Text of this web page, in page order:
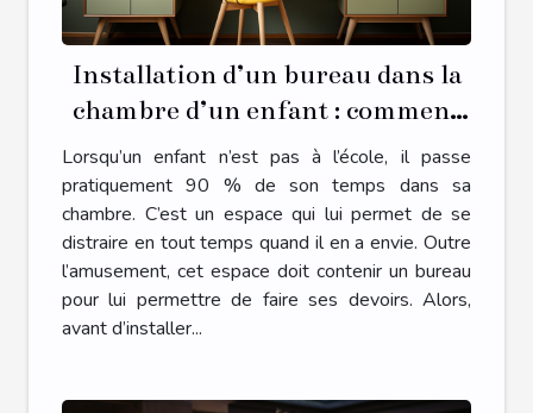
Installation d’un bureau dans la
chambre d’un enfant : comment
s’y prendre ?
Lorsqu’un enfant n’est pas à l’école, il passe
pratiquement 90 % de son temps dans sa
chambre. C’est un espace qui lui permet de se
distraire en tout temps quand il en a envie. Outre
l’amusement, cet espace doit contenir un bureau
pour lui permettre de faire ses devoirs. Alors,
avant d’installer...